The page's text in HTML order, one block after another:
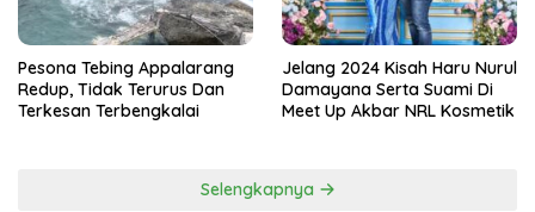
Pesona Tebing Appalarang
Redup, Tidak Terurus Dan
Terkesan Terbengkalai
Jelang 2024 Kisah Haru Nurul
Damayana Serta Suami Di
Meet Up Akbar NRL Kosmetik
Selengkapnya